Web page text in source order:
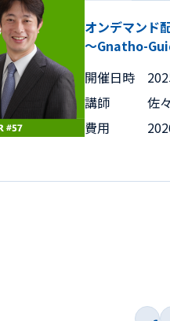
オンデマンド
～Gnatho-
開催日時
講師
佐
費用